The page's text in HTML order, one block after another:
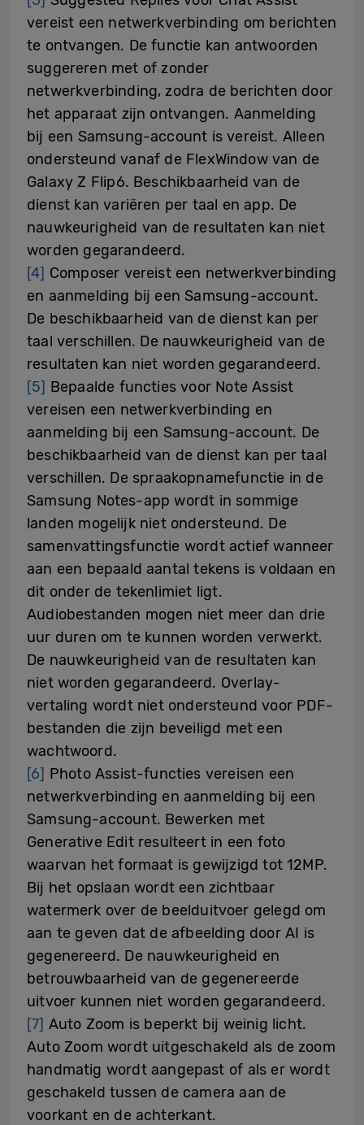
vereist een netwerkverbinding om berichten
te ontvangen. De functie kan antwoorden
suggereren met of zonder
netwerkverbinding, zodra de berichten door
het apparaat zijn ontvangen. Aanmelding
bij een Samsung-account is vereist. Alleen
ondersteund vanaf de FlexWindow van de
Galaxy Z Flip6. Beschikbaarheid van de
dienst kan variëren per taal en app. De
nauwkeurigheid van de resultaten kan niet
worden gegarandeerd.
[4] Composer vereist een netwerkverbinding
en aanmelding bij een Samsung-account.
De beschikbaarheid van de dienst kan per
taal verschillen. De nauwkeurigheid van de
resultaten kan niet worden gegarandeerd.
[5] Bepaalde functies voor Note Assist
vereisen een netwerkverbinding en
aanmelding bij een Samsung-account. De
beschikbaarheid van de dienst kan per taal
verschillen. De spraakopnamefunctie in de
Samsung Notes-app wordt in sommige
landen mogelijk niet ondersteund. De
samenvattingsfunctie wordt actief wanneer
aan een bepaald aantal tekens is voldaan en
dit onder de tekenlimiet ligt.
Audiobestanden mogen niet meer dan drie
uur duren om te kunnen worden verwerkt.
De nauwkeurigheid van de resultaten kan
niet worden gegarandeerd. Overlay-
vertaling wordt niet ondersteund voor PDF-
bestanden die zijn beveiligd met een
wachtwoord.
[6] Photo Assist-functies vereisen een
netwerkverbinding en aanmelding bij een
Samsung-account. Bewerken met
Generative Edit resulteert in een foto
waarvan het formaat is gewijzigd tot 12MP.
Bij het opslaan wordt een zichtbaar
watermerk over de beelduitvoer gelegd om
aan te geven dat de afbeelding door AI is
gegenereerd. De nauwkeurigheid en
betrouwbaarheid van de gegenereerde
uitvoer kunnen niet worden gegarandeerd.
[7] Auto Zoom is beperkt bij weinig licht.
Auto Zoom wordt uitgeschakeld als de zoom
handmatig wordt aangepast of als er wordt
geschakeld tussen de camera aan de
voorkant en de achterkant.